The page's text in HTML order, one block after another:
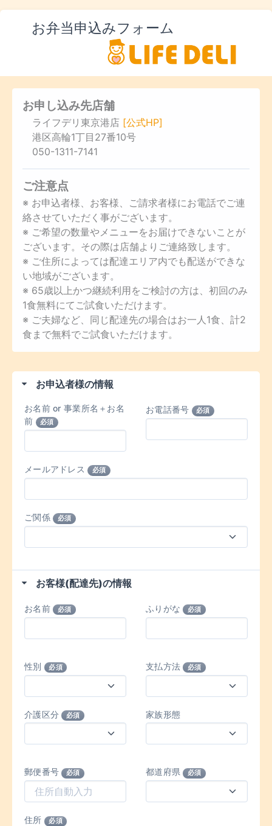
お弁当申込みフォーム
お申し込み先店舗
ライフデリ東京港店 [公式HP]
港区高輪1丁目27番10号
050-1311-7141
ご注意点
※ お申込者様、お客様、ご請求者様にお電話でご連
絡させていただく事がございます。
※ ご希望の数量やメニューをお届けできないことが
ございます。その際は店舗よりご連絡致します。
※ ご住所によっては配達エリア内でも配送ができな
い地域がございます。
※ 65歳以上かつ継続利用をご検討の方は、初回のみ
1食無料にてご試食いただけます。
※ ご夫婦など、同じ配達先の場合はお一人1食、計2
食まで無料でご試食いただけます。
お申込者様の情報
お名前 or 事業所名＋お名
前
必須
お電話番号 必須
メールアドレス 必須
ご関係 必須
お客様(配達先)の情報
お名前 必須 ふりがな 必須
性別 必須 支払方法 必須
介護区分 必須 家族形態
郵便番号 必須 都道府県 必須
住所 必須